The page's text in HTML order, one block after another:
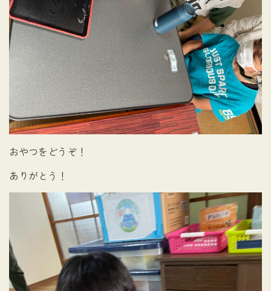
おやつをどうぞ！
ありがとう！